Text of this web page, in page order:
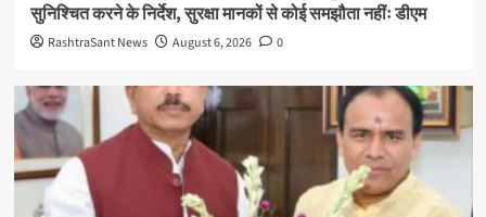
सुनिश्चित करने के निर्देश, सुरक्षा मानकों से कोई समझौता नहींः डीएम
RashtraSant News August 6, 2026 0